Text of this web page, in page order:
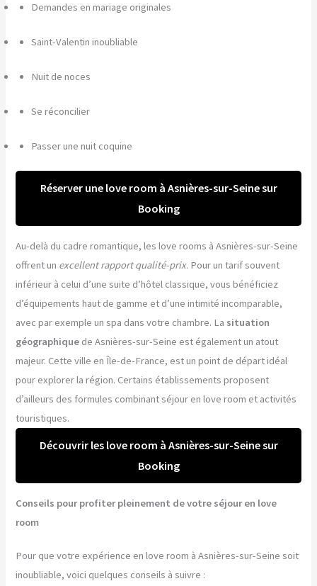
Demandes en mariage originales
Saint-Valentin inoubliable
Nuit de noces
Se réconcilier
Passer une nuit coquine
Réserver une love room à Asnières-sur-Seine sur
Booking
Au-delà du cadre romantique, les love rooms à Asnières-sur-Seine
offrent un excellent rapport qualité-prix. Pour un tarif souvent
inférieur à celui d’une suite d’hôtel classique, vous bénéficiez
d’équipements haut de gamme et d’une intimité incomparable,
avec par exemple un spa dans votre chambre. La situation
géographique de Asnières-sur-Seine est également un atout
majeur. Cette ville en Île-de-France, est un point de départ idéal
pour explorer la région. Certains établissements proposent
d’ailleurs des formules combinant séjour en love room et activités
touristiques.
Découvrir les love room à Asnières-sur-Seine sur
Booking
Conseils pour profiter pleinement de votre séjour en love
room
Pour que votre expérience en love room à Asnières-sur-Seine soit
inoubliable, voici quelques conseils à suivre :